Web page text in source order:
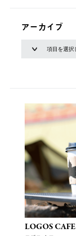
アーカイブ
LOGOS CAFE